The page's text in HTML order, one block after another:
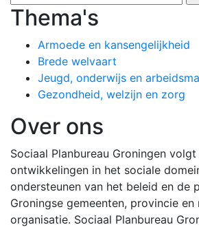
Thema's
Armoede en kansengelijkheid
Brede welvaart
Jeugd, onderwijs en
Gezondheid, welzijn en zorg
Over ons
Sociaal Planbureau Groningen
ontwikkelingen in het sociale
ondersteunen van het beleid en de
Groningse gemeenten, provincie
organisatie. Sociaal Planbureau